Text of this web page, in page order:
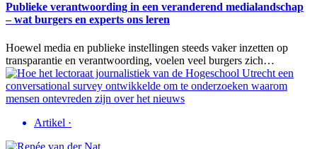
Publieke verantwoording in een veranderend medialandschap
– wat burgers en experts ons leren
Hoewel media en publieke instellingen steeds vaker inzetten op
transparantie en verantwoording, voelen veel burgers zich…
Artikel ·